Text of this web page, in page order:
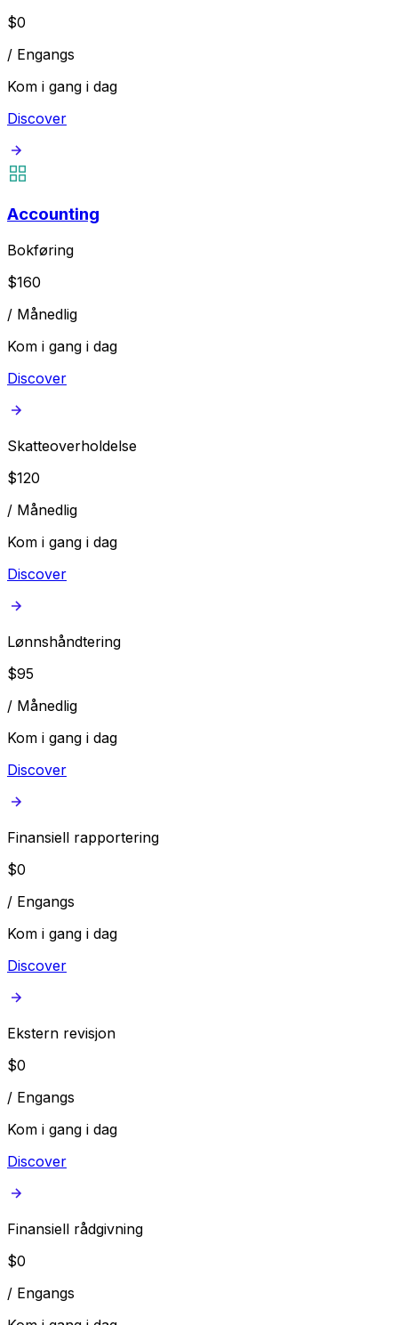
$0
/ Engangs
Kom i gang i dag
Discover
Accounting
Bokføring
$160
/ Månedlig
Kom i gang i dag
Discover
Skatteoverholdelse
$120
/ Månedlig
Kom i gang i dag
Discover
Lønnshåndtering
$95
/ Månedlig
Kom i gang i dag
Discover
Finansiell rapportering
$0
/ Engangs
Kom i gang i dag
Discover
Ekstern revisjon
$0
/ Engangs
Kom i gang i dag
Discover
Finansiell rådgivning
$0
/ Engangs